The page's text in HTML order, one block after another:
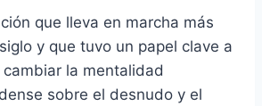
que lleva en marcha más
y que tuvo un papel clave a
la mentalidad
sobre el desnudo y el